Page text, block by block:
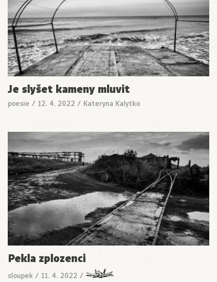
Je slyšet kameny mluvit
poesie / 12. 4. 2022 / Kateryna Kalytko
Pekla zplozenci
sloupek / 11. 4. 2022 /